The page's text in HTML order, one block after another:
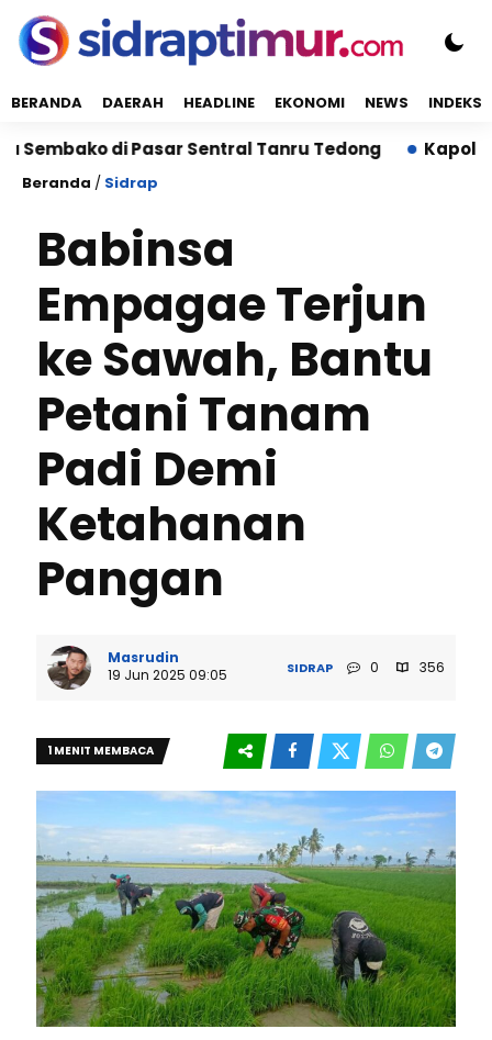
BERANDA DAERAH HEADLINE EKONOMI NEWS INDEKS
di Pasar Sentral Tanru Tedong Kapolres
Beranda / Sidrap
Babinsa
Empagae Terjun
ke Sawah, Bantu
Petani Tanam
Padi Demi
Ketahanan
Pangan
Masrudin
19 Jun 2025 09:05
SIDRAP 0 356
1 MENIT MEMBACA